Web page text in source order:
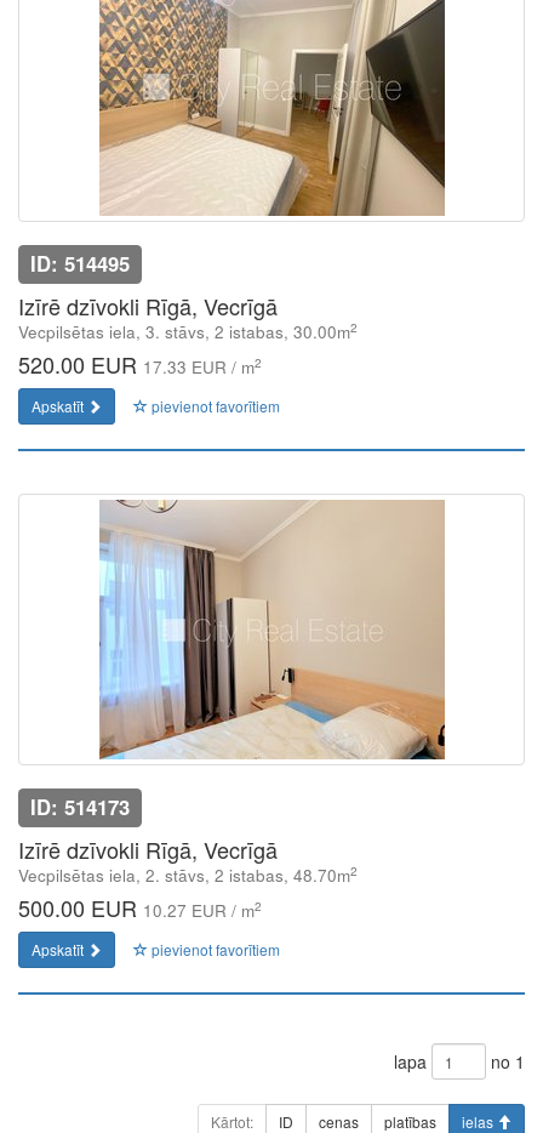
ID: 514495
Izīrē dzīvokli Rīgā, Vecrīgā
Vecpilsētas iela, 3. stāvs, 2 istabas, 30.00m2
520.00 EUR 17.33 EUR / m2
Apskatīt pievienot favorītiem
ID: 514173
Izīrē dzīvokli Rīgā, Vecrīgā
Vecpilsētas iela, 2. stāvs, 2 istabas, 48.70m2
500.00 EUR 10.27 EUR / m2
Apskatīt pievienot favorītiem
lapa no 1
Kārtot: ID cenas platības ielas